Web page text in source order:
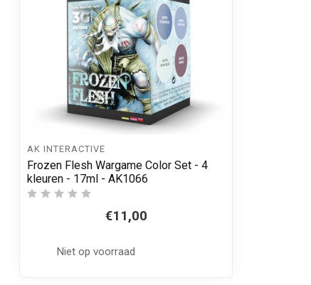
AK INTERACTIVE
Frozen Flesh Wargame Color Set - 4
kleuren - 17ml - AK1066
€11,00
Niet op voorraad